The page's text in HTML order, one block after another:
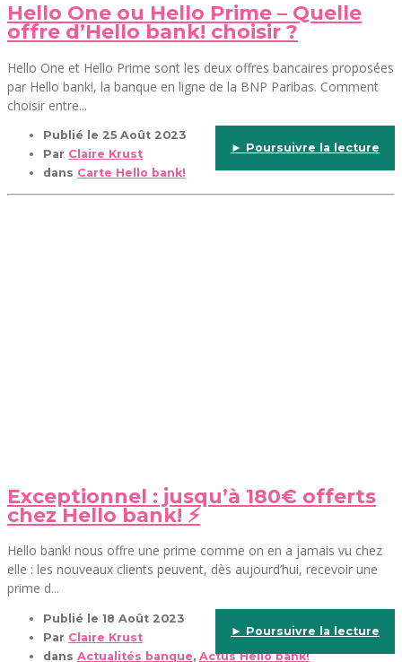
Hello One ou Hello Prime – Quelle
offre d’Hello bank! choisir ?
Hello One et Hello Prime sont les deux offres bancaires proposées
par Hello bank!, la banque en ligne de la BNP Paribas. Comment
choisir entre...
Publié le 25 Août 2023
Par Claire Krust
dans Carte Hello bank!
► Poursuivre la lecture
Exceptionnel : jusqu’à 180€ offerts
chez Hello bank! ⚡
Hello bank! nous offre une prime comme on en a jamais vu chez
elle : les nouveaux clients peuvent, dès aujourd’hui, recevoir une
prime d...
Publié le 18 Août 2023
Par Claire Krust
dans Actualités banque, Actus Hello bank!
► Poursuivre la lecture